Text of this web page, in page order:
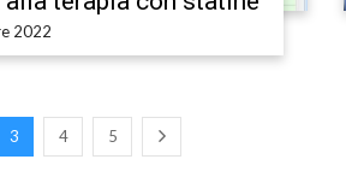
2022
3 4 5